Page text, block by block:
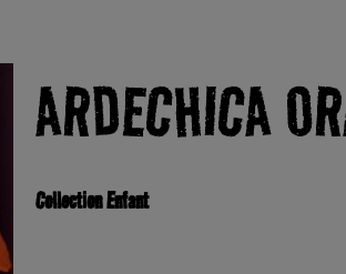
ARDECHICA
Collection Enfant